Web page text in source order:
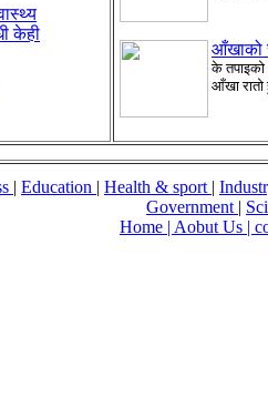
केही
आँखाको
के तपाइको
आँखा
| Education | Health & sport |
Government |
Home | Aobut Us |